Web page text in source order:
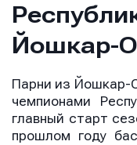
Йошкар-
Парни из Йошкар-
чемпионами
главный старт
прошлом году